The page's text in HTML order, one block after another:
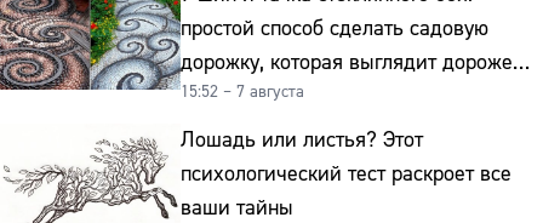
простой способ сделать садовую
дорожку, которая выглядит дороже
гранита
15:52 – 7 августа
Лошадь или листья? Этот
психологический тест раскроет все
ваши тайны